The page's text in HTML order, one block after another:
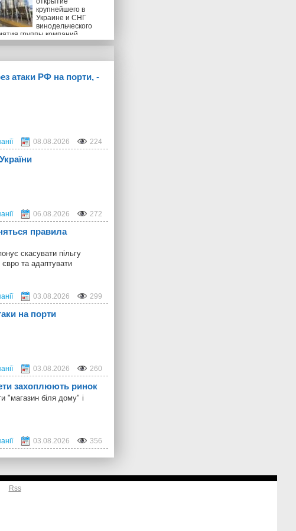
крупнейшего в
Украине и СНГ
винодельческого
группы компаний
International
атаки РФ на порти, -
08.08.2026 224
06.08.2026 272
правила
скасувати пільгу
та адаптувати
03.08.2026 299
на порти
03.08.2026 260
захоплюють ринок
"магазин біля дому" і
03.08.2026 356
Rss